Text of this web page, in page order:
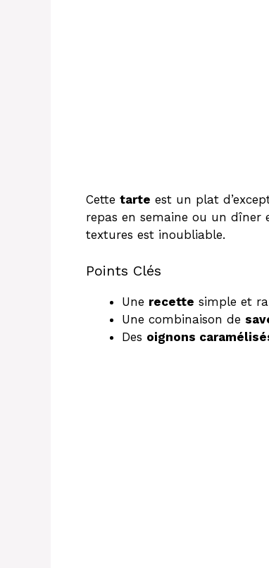
Cette tarte est un plat
repas en semaine ou un dîner
textures est inoubliable.
Points Clés
Une recette simple et
Une combinaison de
Des oignons